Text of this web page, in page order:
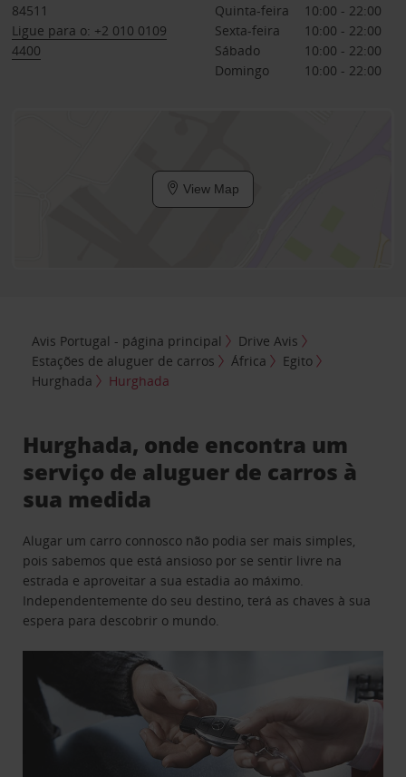
84511
Ligue para o: +2 010 0109
4400
Quinta-feira
10:00 - 22:00
Sexta-feira
10:00 - 22:00
Sábado
10:00 - 22:00
Domingo
10:00 - 22:00
View Map
Avis Portugal - página principal
Drive Avis
Estações de aluguer de carros
África
Egito
Hurghada
Hurghada
Hurghada, onde encontra um
serviço de aluguer de carros à
sua medida
Alugar um carro connosco não podia ser mais simples,
pois sabemos que está ansioso por se sentir livre na
estrada e aproveitar a sua estadia ao máximo.
Independentemente do seu destino, terá as chaves à sua
espera para descobrir o mundo.